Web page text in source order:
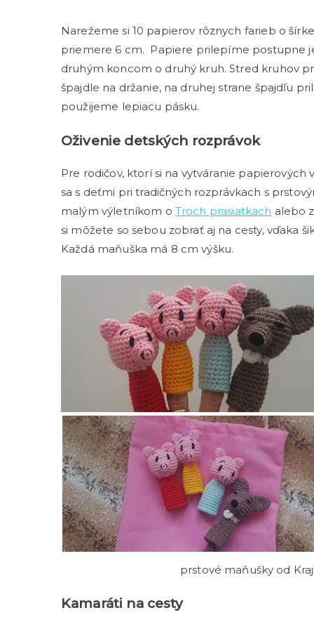
Narežeme si 10 papierov rôznych farieb o
priemere 6 cm. Papiere prilepíme postupne
druhým koncom o druhý kruh. Stred kruhov
špajdle na držanie, na druhej strane špajdľu
použijeme lepiacu pásku.
Oživenie detských rozprávok
Pre rodičov, ktorí si na vytváranie
sa s deťmi pri tradičných rozprávkach s
malým výletníkom o Troch prasiatkach alebo
si môžete so sebou zobrať aj na cesty, vďaka
Každá maňuška má 8 cm výšku.
prstové maňušky od
Kamaráti na cesty